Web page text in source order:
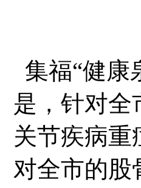
集福“健康
是，针对全
关节疾病重
对全市的股